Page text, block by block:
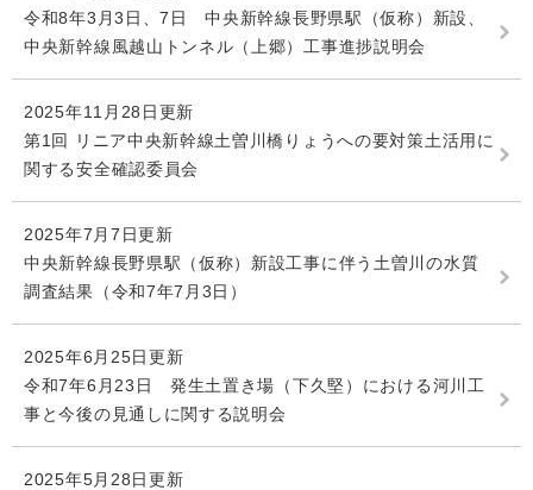
令和8年3月3日、7日 中央新幹線長野県駅（仮称）新設、
中央新幹線風越山トンネル（上郷）工事進捗説明会
2025年11月28日更新
第1回 リニア中央新幹線土曽川橋りょうへの要対策土活用に
関する安全確認委員会
2025年7月7日更新
中央新幹線長野県駅（仮称）新設工事に伴う土曽川の水質
調査結果（令和7年7月3日）
2025年6月25日更新
令和7年6月23日 発生土置き場（下久堅）における河川工
事と今後の見通しに関する説明会
2025年5月28日更新